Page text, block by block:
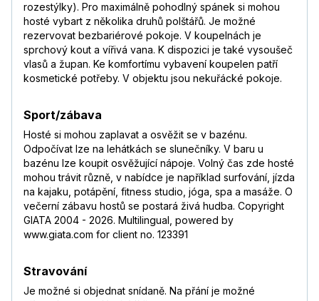
rozestýlky). Pro maximálně pohodlný spánek si mohou
hosté vybart z několika druhů polštářů. Je možné
rezervovat bezbariérové pokoje. V koupelnách je
sprchový kout a vířivá vana. K dispozici je také vysoušeč
vlasů a župan. Ke komfortímu vybavení koupelen patří
kosmetické potřeby. V objektu jsou nekuřácké pokoje.
Sport/zábava
Hosté si mohou zaplavat a osvěžit se v bazénu.
Odpočívat lze na lehátkách se slunečníky. V baru u
bazénu lze koupit osvěžující nápoje. Volný čas zde hosté
mohou trávit různě, v nabídce je například surfování, jízda
na kajaku, potápění, fitness studio, jóga, spa a masáže. O
večerní zábavu hostů se postará živá hudba. Copyright
GIATA 2004 - 2026. Multilingual, powered by
www.giata.com for client no. 123391
Stravování
Je možné si objednat snídaně. Na přání je možné